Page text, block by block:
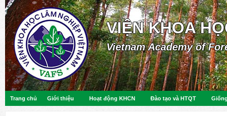
VIỆN KHOA
Vietnam Academy of
Trang chủ Giới thiệu Hoạt động KHCN Đào tạo và HTQT